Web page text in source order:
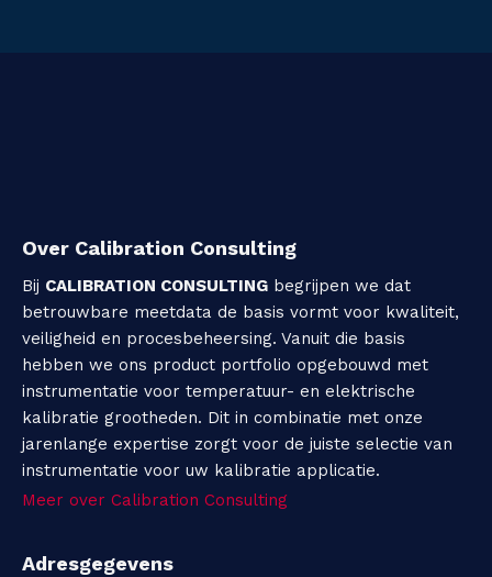
Over Calibration Consulting
Bij CALIBRATION CONSULTING begrijpen we dat
betrouwbare meetdata de basis vormt voor kwaliteit,
veiligheid en procesbeheersing. Vanuit die basis
hebben we ons product portfolio opgebouwd met
instrumentatie voor temperatuur- en elektrische
kalibratie grootheden. Dit in combinatie met onze
jarenlange expertise zorgt voor de juiste selectie van
instrumentatie voor uw kalibratie applicatie.
Meer over Calibration Consulting
Adresgegevens